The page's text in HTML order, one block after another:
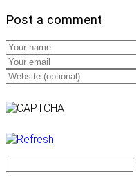
Post a comment